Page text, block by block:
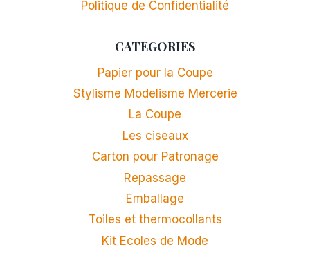
Politique de Confidentialité
CATEGORIES
Papier pour la Coupe
Stylisme Modelisme Mercerie
La Coupe
Les ciseaux
Carton pour Patronage
Repassage
Emballage
Toiles et thermocollants
Kit Ecoles de Mode